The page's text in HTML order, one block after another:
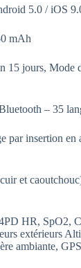
5.0 / iOS
mAh
15 jours, Mode
– 35
par insertion en
et
HR, SpO2,
extérieurs
ambiante, GPS